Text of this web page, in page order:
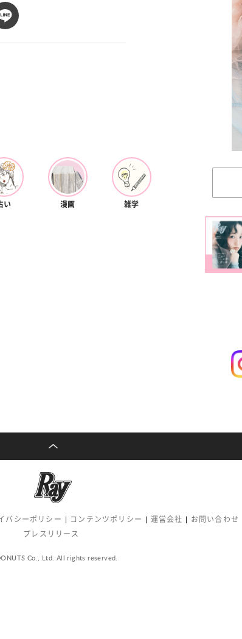
い 漫画 雑学
バシーポリシー コンテンツポリシー 運営会社
お問い合わせ
プレスリリース
Co., Ltd. All rights reserved.